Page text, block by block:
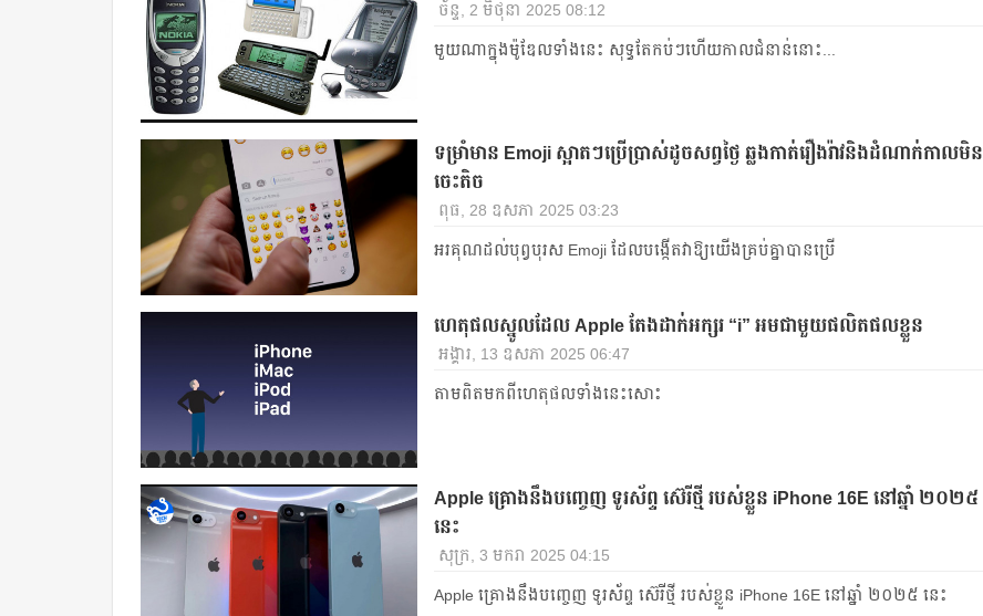
ច័ន្ទ, 2 មិថុនា 2025 08:12
មួយណាក្នុងម៉ូឌែលទាំងនេះ សុទ្ធតែកប់ៗហើយកាលជំនាន់នោះ...
ទម្រាំមាន Emoji ស្អាតៗប្រើប្រាស់ដូចសព្វថ្ងៃ ឆ្លងកាត់រឿងរ៉ាវនិងដំណាក់កាលមិន
ចេះតិច
ពុធ, 28 ឧសភា 2025 03:23
អរគុណដល់បុព្វបុរស Emoji ដែលបង្កើតវាឱ្យយើងគ្រប់គ្នាបានប្រើ
ហេតុផលស្នូលដែល Apple តែងដាក់អក្សរ “i” អមជាមួយផលិតផលខ្លួន
អង្គារ, 13 ឧសភា 2025 06:47
តាមពិតមកពីហេតុផលទាំងនេះសោះ
Apple គ្រោងនឹងបញ្ចេញ ទូរស័ព្ទ ស៊េរីថ្មី របស់ខ្លួន iPhone 16E នៅឆ្នាំ ២០២៥
នេះ
សុក្រ, 3 មករា 2025 04:15
Apple គ្រោងនឹងបញ្ចេញ ទូរស័ព្ទ ស៊េរីថ្មី របស់ខ្លួន iPhone 16E នៅឆ្នាំ ២០២៥ នេះ